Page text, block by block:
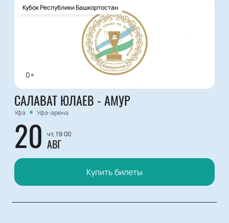
0+
Кубок Республики Башкортостан
САЛАВАТ ЮЛАЕВ - АМУР
Уфа Уфа-арена
20 чт, 19:00
АВГ
Купить билеты